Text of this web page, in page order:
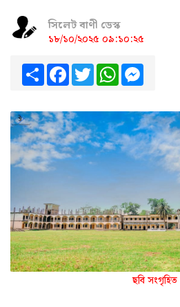
সিলেট বাণী ডেস্ক
১৮/১০/২০২৫ ০৯:১০:২৫
ShareFacebook
TwitterWhatsApp
ছবি সংগৃহিত